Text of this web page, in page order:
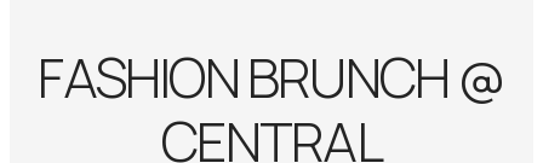
FASHION BRUNCH @
CENTRAL